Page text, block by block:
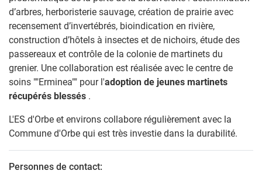
d’arbres, herboristerie sauvage, création de prairie avec
recensement d’invertébrés, bioindication en rivière,
construction d’hôtels à insectes et de nichoirs, étude des
passereaux et contrôle de la colonie de martinets du
grenier. Une collaboration est réalisée avec le centre de
soins ""Erminea"" pour l'adoption de jeunes martinets
récupérés blessés .
L'ES d'Orbe et environs collabore régulièrement avec la
Commune d'Orbe qui est très investie dans la durabilité.
Personnes de contact: